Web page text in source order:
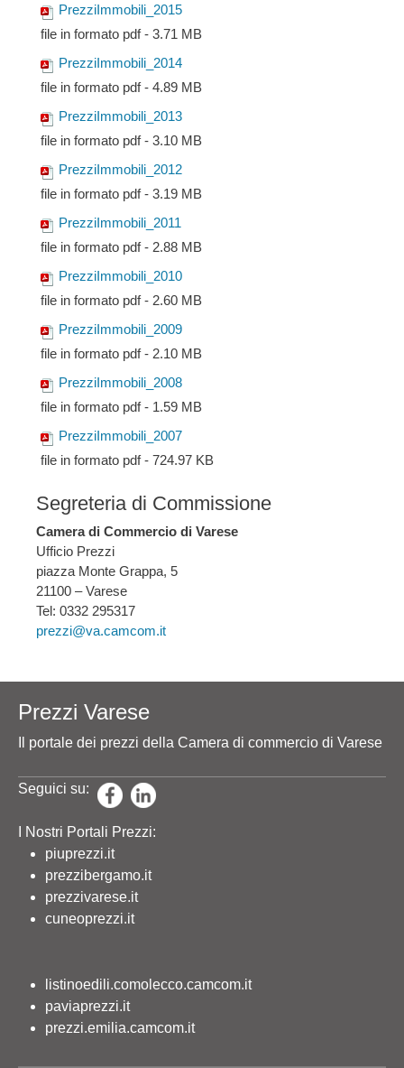
PrezziImmobili_2015
file in formato pdf - 3.71 MB
PrezziImmobili_2014
file in formato pdf - 4.89 MB
PrezziImmobili_2013
file in formato pdf - 3.10 MB
PrezziImmobili_2012
file in formato pdf - 3.19 MB
PrezziImmobili_2011
file in formato pdf - 2.88 MB
PrezziImmobili_2010
file in formato pdf - 2.60 MB
PrezziImmobili_2009
file in formato pdf - 2.10 MB
PrezziImmobili_2008
file in formato pdf - 1.59 MB
PrezziImmobili_2007
file in formato pdf - 724.97 KB
Segreteria di Commissione
Camera di Commercio di Varese
Ufficio Prezzi
piazza Monte Grappa, 5
21100 – Varese
Tel: 0332 295317
prezzi@va.camcom.it
Prezzi Varese
Il portale dei prezzi della Camera di commercio di Varese
Seguici su:
I Nostri Portali Prezzi:
piuprezzi.it
prezzibergamo.it
prezzivarese.it
cuneoprezzi.it
listinoedili.comolecco.camcom.it
paviaprezzi.it
prezzi.emilia.camcom.it